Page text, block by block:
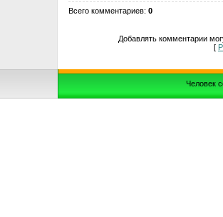
Всего комментариев: 0
Добавлять комментарии
[
Человек